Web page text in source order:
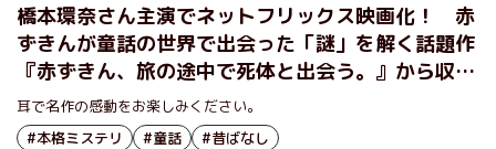
橋本環奈さん主演でネットフリックス映画化！ 赤
ずきんが童話の世界で出会った「謎」を解く話題作
『赤ずきん、旅の途中で死体と出会う。』から収録
作「ガラスの靴の共犯者」のオーディオブック冒頭
を無料公開
耳で名作の感動をお楽しみください。
#本格ミステリ
#童話 #昔ばなし